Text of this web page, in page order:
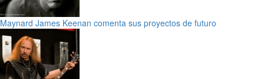
Maynard James Keenan comenta sus proyectos de futuro